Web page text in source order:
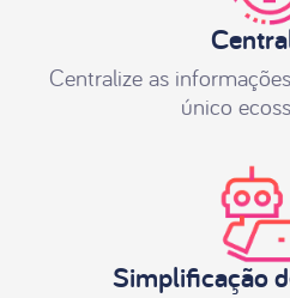
Centralize as
único
Simplificação